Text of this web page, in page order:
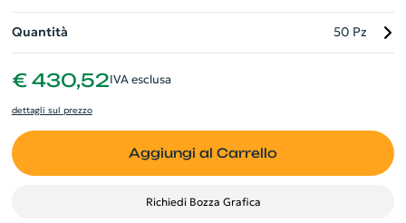
Quantità 50 Pz
€ 430,52IVA esclusa
dettagli sul prezzo
Aggiungi al Carrello
Richiedi Bozza Grafica